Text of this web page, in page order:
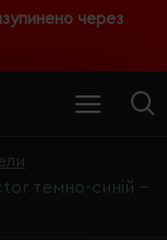
через
темно-синій -